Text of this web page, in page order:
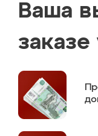
Ваша
заказе